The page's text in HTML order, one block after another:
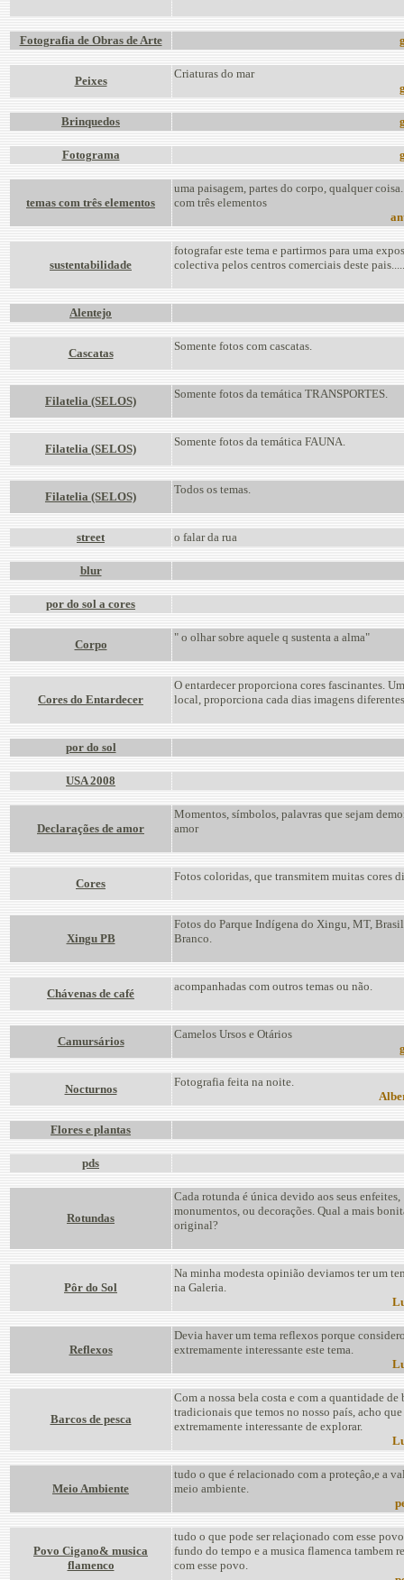
Fotografia de Obras de Arte
Peixes
Criaturas do mar
Brinquedos
Fotograma
temas com três elementos
uma paisagem, partes do corpo, qualquer
com três elementos
sustentabilidade
fotografar este tema e partirmos para uma
colectiva pelos centros comerciais deste
Alentejo
Cascatas
Somente fotos com cascatas.
Filatelia (SELOS)
Somente fotos da temática TRANSPORTES.
Filatelia (SELOS)
Somente fotos da temática FAUNA.
Filatelia (SELOS)
Todos os temas.
street o falar da rua
blur
por do sol a cores
Corpo
" o olhar sobre aquele q sustenta a alma"
Cores do Entardecer
O entardecer proporciona cores fascinantes.
local, proporciona cada dias imagens
por do sol
USA 2008
Declarações de amor
Momentos, símbolos, palavras que sejam
amor
Cores
Fotos coloridas, que transmitem muitas cores
Xingu PB
Fotos do Parque Indígena do Xingu, MT,
Branco.
Chávenas de café
acompanhadas com outros temas ou não.
Camursários
Camelos Ursos e Otários
Nocturnos
Fotografia feita na noite.
Flores e plantas
pds
Rotundas
Cada rotunda é única devido aos seus enfeites,
monumentos, ou decorações. Qual a mais
original?
Pôr do Sol
Na minha modesta opinião deviamos ter um
na Galeria.
Reflexos
Devia haver um tema reflexos porque
extremamente interessante este tema.
Barcos de pesca
Com a nossa bela costa e com a quantidade de
tradicionais que temos no nosso país, acho que
extremamente interessante de explorar.
Meio Ambiente
tudo o que é relacionado com a proteçâo,e a
meio ambiente.
Povo Cigano& musica
flamenco
tudo o que pode ser relaçionado com esse
fundo do tempo e a musica flamenca tambem
com esse povo.